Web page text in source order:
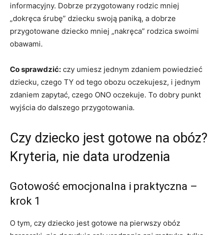
informacyjny. Dobrze przygotowany rodzic mniej
„dokręca śrubę” dziecku swoją paniką, a dobrze
przygotowane dziecko mniej „nakręca” rodzica swoimi
obawami.
Co sprawdzić: czy umiesz jednym zdaniem powiedzieć
dziecku, czego TY od tego obozu oczekujesz, i jednym
zdaniem zapytać, czego ONO oczekuje. To dobry punkt
wyjścia do dalszego przygotowania.
Czy dziecko jest gotowe na obóz?
Kryteria, nie data urodzenia
Gotowość emocjonalna i praktyczna –
krok 1
O tym, czy dziecko jest gotowe na pierwszy obóz